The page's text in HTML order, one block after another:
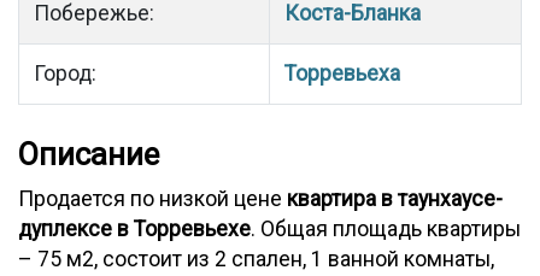
Побережье: Коста-Бланка
Город: Торревьеха
Описание
Продается по низкой цене квартира в таунхаусе-
дуплексе в Торревьехе. Общая площадь квартиры
– 75 м2, состоит из 2 спален, 1 ванной комнаты,